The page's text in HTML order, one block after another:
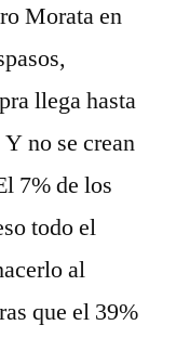
Morata en
llega hasta
no se crean
7% de los
todo el
al
que el 39%